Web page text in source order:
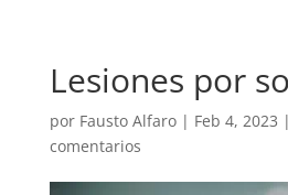
Lesiones por
por Fausto Alfaro| Feb 4, 2023 |
comentarios